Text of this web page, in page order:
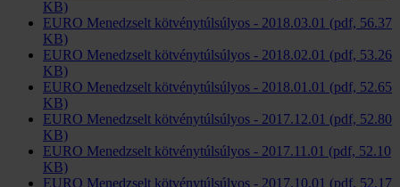
KB)
EURO Menedzselt kötvénytúlsúlyos - 2018.03.01 (pdf, 56.37
KB)
EURO Menedzselt kötvénytúlsúlyos - 2018.02.01 (pdf, 53.26
KB)
EURO Menedzselt kötvénytúlsúlyos - 2018.01.01 (pdf, 52.65
KB)
EURO Menedzselt kötvénytúlsúlyos - 2017.12.01 (pdf, 52.80
KB)
EURO Menedzselt kötvénytúlsúlyos - 2017.11.01 (pdf, 52.10
KB)
EURO Menedzselt kötvénytúlsúlyos - 2017.10.01 (pdf, 52.17